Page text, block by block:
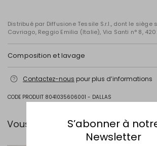
Distribué par Diffusione Tessile S.r.l., dont le siège
Cavriago, Reggio Emilia (Italie), Via Santi n° 8,
Composition et lavage
interdit; repassage max 120 °c; nettoyage à sec
Tissu 63% polyester, 34% viscose, 3%
Intrend Cares
: Fiche produit relative aux
caractéristiques environnementales
Contactez-nous pour plus d’informations
CODE PRODUIT 8041035606001 - DALLAS
Vous pouvez l’associer avec…
S’abonner à
Newsletter